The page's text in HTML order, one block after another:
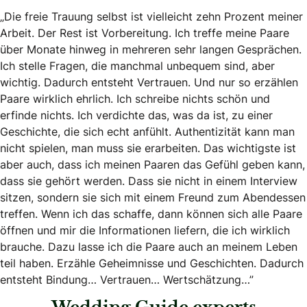
„Die freie Trauung selbst ist vielleicht zehn Prozent meiner
Arbeit. Der Rest ist Vorbereitung. Ich treffe meine Paare
über Monate hinweg in mehreren sehr langen Gesprächen.
Ich stelle Fragen, die manchmal unbequem sind, aber
wichtig. Dadurch entsteht Vertrauen. Und nur so erzählen
Paare wirklich ehrlich. Ich schreibe nichts schön und
erfinde nichts. Ich verdichte das, was da ist, zu einer
Geschichte, die sich echt anfühlt. Authentizität kann man
nicht spielen, man muss sie erarbeiten. Das wichtigste ist
aber auch, dass ich meinen Paaren das Gefühl geben kann,
dass sie gehört werden. Dass sie nicht in einem Interview
sitzen, sondern sie sich mit einem Freund zum Abendessen
treffen. Wenn ich das schaffe, dann können sich alle Paare
öffnen und mir die Informationen liefern, die ich wirklich
brauche. Dazu lasse ich die Paare auch an meinem Leben
teil haben. Erzähle Geheimnisse und Geschichten. Dadurch
entsteht Bindung… Vertrauen… Wertschätzung…”